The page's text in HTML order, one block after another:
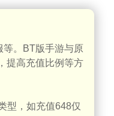
等。BT版手游与原
提高充值比例等方
型，如充值648仅